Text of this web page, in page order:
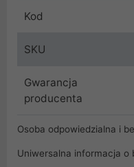
Kod
SKU
Gwarancja
producenta
Osoba odpowiedzialna i
Uniwersalna informacja o